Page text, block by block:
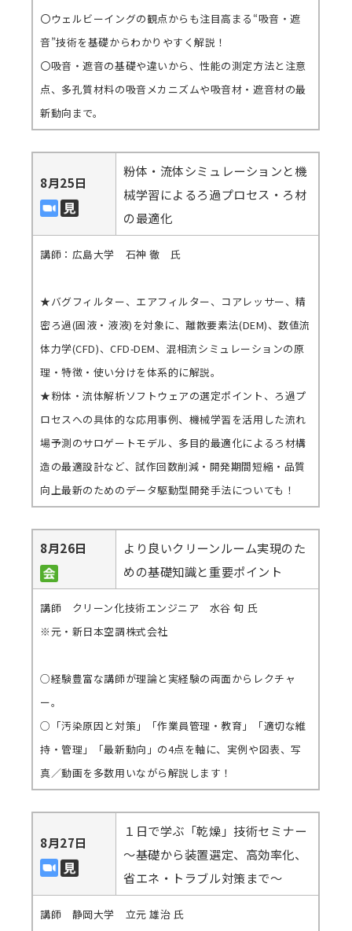
〇ウェルビーイングの観点からも注目高まる“吸音・遮
音”技術を基礎からわかりやすく解説！
〇吸音・遮音の基礎や違いから、性能の測定方法と注意
点、多孔質材料の吸音メカニズムや吸音材・遮音材の最
新動向まで。
8月25日
粉体・流体シミュレーションと機
械学習によるろ過プロセス・ろ材
の最適化
講師：広島大学 石神 徹 氏
★バグフィルター、エアフィルター、コアレッサー、精
密ろ過(固液・液液)を対象に、離散要素法(DEM)、数値流
体力学(CFD)、CFD-DEM、混相流シミュレーションの原
理・特徴・使い分けを体系的に解説。
★粉体・流体解析ソフトウェアの選定ポイント、ろ過プ
ロセスへの具体的な応用事例、機械学習を活用した流れ
場予測のサロゲートモデル、多目的最適化によるろ材構
造の最適設計など、試作回数削減・開発期間短縮・品質
向上最新のためのデータ駆動型開発手法についても！
8月26日
より良いクリーンルーム実現のた
めの基礎知識と重要ポイント
講師 クリーン化技術エンジニア 水谷 旬 氏
※元・新日本空調株式会社
○経験豊富な講師が理論と実経験の両面からレクチャ
ー。
○「汚染原因と対策」「作業員管理・教育」「適切な維
持・管理」「最新動向」の4点を軸に、実例や図表、写
真／動画を多数用いながら解説します！
8月27日
１日で学ぶ「乾燥」技術セミナー
～基礎から装置選定、高効率化、
省エネ・トラブル対策まで～
講師 静岡大学 立元 雄治 氏